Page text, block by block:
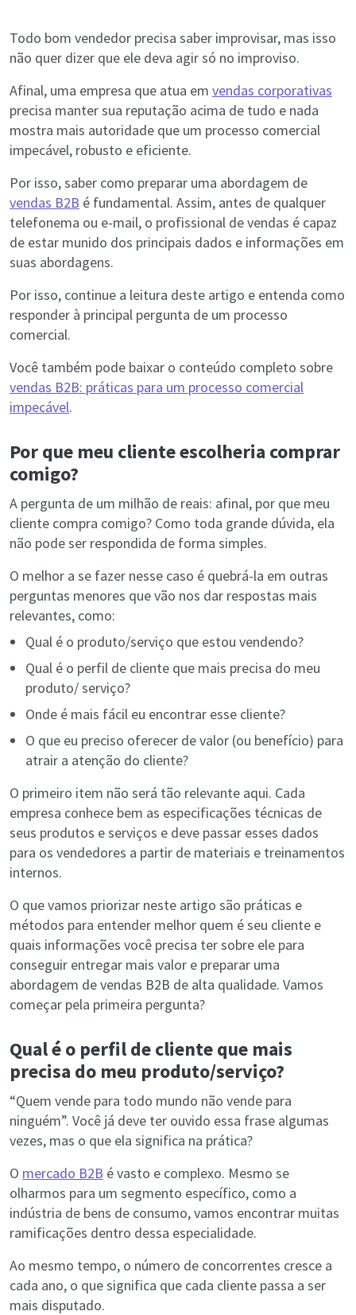
Todo bom vendedor precisa saber improvisar, mas isso
não quer dizer que ele deva agir só no improviso.
Afinal, uma empresa que atua em vendas corporativas
precisa manter sua reputação acima de tudo e nada
mostra mais autoridade que um processo comercial
impecável, robusto e eficiente.
Por isso, saber como preparar uma abordagem de
vendas B2B é fundamental. Assim, antes de qualquer
telefonema ou e-mail, o profissional de vendas é capaz
de estar munido dos principais dados e informações em
suas abordagens.
Por isso, continue a leitura deste artigo e entenda como
responder à principal pergunta de um processo
comercial.
Você também pode baixar o conteúdo completo sobre
vendas B2B: práticas para um processo comercial
impecável.
Por que meu cliente escolheria comprar
comigo?
A pergunta de um milhão de reais: afinal, por que meu
cliente compra comigo? Como toda grande dúvida, ela
não pode ser respondida de forma simples.
O melhor a se fazer nesse caso é quebrá-la em outras
perguntas menores que vão nos dar respostas mais
relevantes, como:
Qual é o produto/serviço que estou vendendo?
Qual é o perfil de cliente que mais precisa do meu
produto/ serviço?
Onde é mais fácil eu encontrar esse cliente?
O que eu preciso oferecer de valor (ou benefício) para
atrair a atenção do cliente?
O primeiro item não será tão relevante aqui. Cada
empresa conhece bem as especificações técnicas de
seus produtos e serviços e deve passar esses dados
para os vendedores a partir de materiais e treinamentos
internos.
O que vamos priorizar neste artigo são práticas e
métodos para entender melhor quem é seu cliente e
quais informações você precisa ter sobre ele para
conseguir entregar mais valor e preparar uma
abordagem de vendas B2B de alta qualidade. Vamos
começar pela primeira pergunta?
Qual é o perfil de cliente que mais
precisa do meu produto/serviço?
“Quem vende para todo mundo não vende para
ninguém”. Você já deve ter ouvido essa frase algumas
vezes, mas o que ela significa na prática?
O mercado B2B é vasto e complexo. Mesmo se
olharmos para um segmento específico, como a
indústria de bens de consumo, vamos encontrar muitas
ramificações dentro dessa especialidade.
Ao mesmo tempo, o número de concorrentes cresce a
cada ano, o que significa que cada cliente passa a ser
mais disputado.